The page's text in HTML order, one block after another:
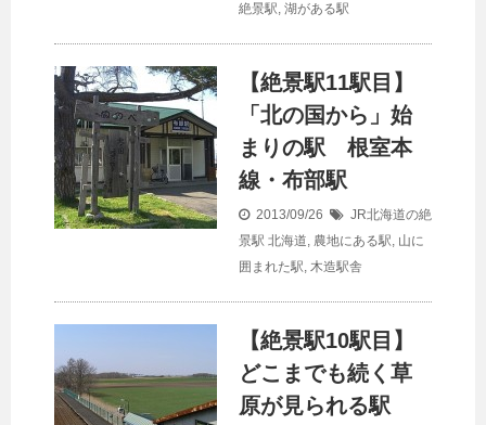
絶景駅, 湖がある駅
【絶景駅11駅目】
「北の国から」始
まりの駅 根室本
線・布部駅
2013/09/26
JR北海道の絶
景駅 北海道, 農地にある駅, 山に
囲まれた駅, 木造駅舎
【絶景駅10駅目】
どこまでも続く草
原が見られる駅